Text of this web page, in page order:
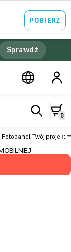
Sprawdź
0
Fotopanel, Twój projekt